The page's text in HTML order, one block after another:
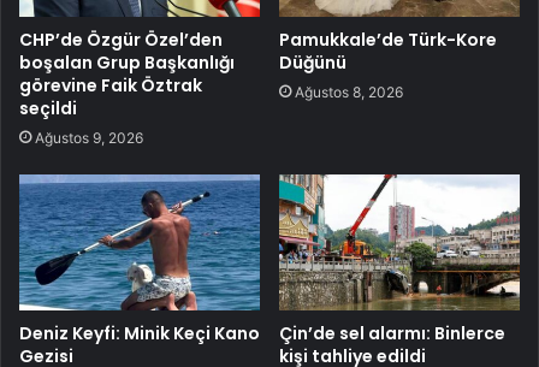
CHP’de Özgür Özel’den
boşalan Grup Başkanlığı
görevine Faik Öztrak
seçildi
Ağustos 9, 2026
Pamukkale’de Türk-Kore
Düğünü
Ağustos 8, 2026
Deniz Keyfi: Minik Keçi Kano
Gezisi
Çin’de sel alarmı: Binlerce
kişi tahliye edildi